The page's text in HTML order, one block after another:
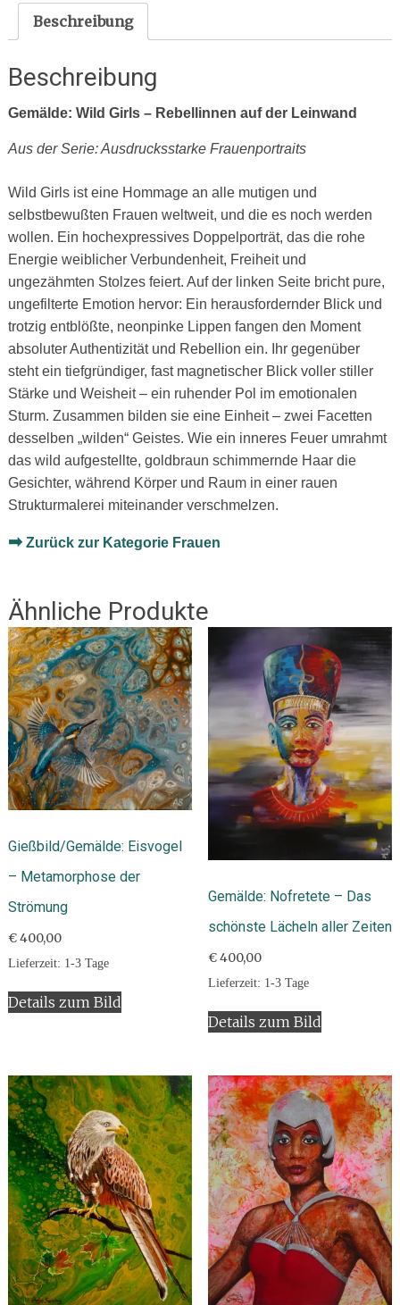
Beschreibung
Beschreibung
Gemälde: Wild Girls – Rebellinnen auf der Leinwand
Aus der Serie: Ausdrucksstarke Frauenportraits
Wild Girls ist eine Hommage an alle mutigen und
selbstbewußten Frauen weltweit, und die es noch werden
wollen. Ein hochexpressives Doppelporträt, das die rohe
Energie weiblicher Verbundenheit, Freiheit und
ungezähmten Stolzes feiert. Auf der linken Seite bricht pure,
ungefilterte Emotion hervor: Ein herausfordernder Blick und
trotzig entblößte, neonpinke Lippen fangen den Moment
absoluter Authentizität und Rebellion ein. Ihr gegenüber
steht ein tiefgründiger, fast magnetischer Blick voller stiller
Stärke und Weisheit – ein ruhender Pol im emotionalen
Sturm. Zusammen bilden sie eine Einheit – zwei Facetten
desselben „wilden“ Geistes. Wie ein inneres Feuer umrahmt
das wild aufgestellte, goldbraun schimmernde Haar die
Gesichter, während Körper und Raum in einer rauen
Strukturmalerei miteinander verschmelzen.
➡Zurück zur Kategorie Frauen
Ähnliche Produkte
Gießbild/Gemälde: Eisvogel
– Metamorphose der
Strömung
€400,00
Lieferzeit: 1-3 Tage
Details zum Bild
Gemälde: Nofretete – Das
schönste Lächeln aller Zeiten
€400,00
Lieferzeit: 1-3 Tage
Details zum Bild